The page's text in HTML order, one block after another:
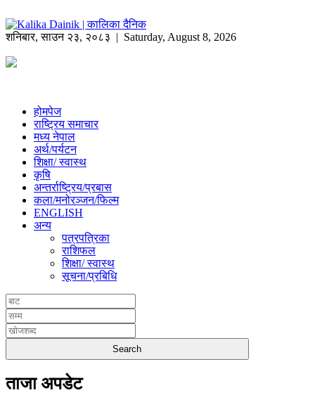
शनिबार,साउन २३, २०८३ | Saturday, August 8, 2026
होमपेज
राष्ट्रिय समाचार
मध्य नेपाल
अर्थ/पर्यटन
शिक्षा/ स्वास्थ
कृषि
अन्तर्राष्ट्रिय/प्रबास
कला/मनोरञ्जन/फिल्म
ENGLISH
अन्य
पत्रपत्रिका
राशिफल
शिक्षा/ स्वास्थ
सूचना/प्रबिधि
ताजा अपडेट